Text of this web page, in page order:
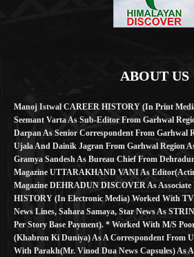
ABOUT US
Manoj Istwal CAREER HISTORY (in Print
Seemant Varta As Sub-Editor From Garhwal
Darpan As Senior Correspondent From Garhwal
Ujala And Dainik Jagran From Garhwal Region
Gramya Sandesh As Bureau Chief From
Magazine UTTARAKHAND VANI As
Magazine DEHRADUN DISCOVER As
HISTORY (in Electronic Media) Worked With
News Lines, Sahara Samaya, Star News As
Per Story Base Payment). * Worked With M/S
(Khabron Ki Duniya) As A Correspondent From
With Parakh(Mr. Vinod Dua News Capsules) As